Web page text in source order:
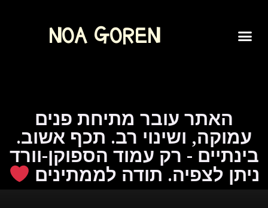
NOA GOREN
האתר עובר מתיחת פנים
עמוקה, ושינוי רב. תכף אשוב.
בינתיים - רק עמוד הספוקן-וורד
ניתן לצפיה. תודה לממתינים